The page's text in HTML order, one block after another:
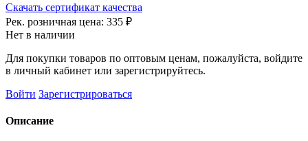
Скачать сертификат качества
Рек. розничная цена: 335 ₽
Нет в наличии
Для покупки товаров по оптовым ценам, пожалуйста, войдите
в личный кабинет или зарегистрируйтесь.
Войти Зарегистрироваться
Описание